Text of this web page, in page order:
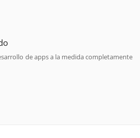
de apps a la medida completamente